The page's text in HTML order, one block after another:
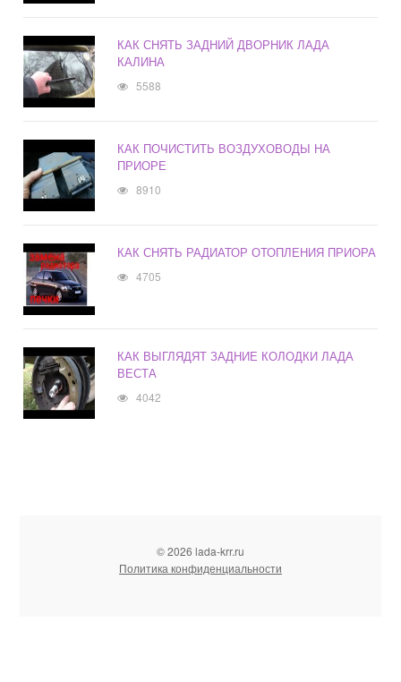
КАК СНЯТЬ ЗАДНИЙ ДВОРНИК ЛАДА
КАЛИНА
5588
КАК ПОЧИСТИТЬ ВОЗДУХОВОДЫ НА
ПРИОРЕ
8910
КАК СНЯТЬ РАДИАТОР ОТОПЛЕНИЯ ПРИОРА
4705
КАК ВЫГЛЯДЯТ ЗАДНИЕ КОЛОДКИ ЛАДА
ВЕСТА
4042
© 2026 lada-krr.ru
Политика конфиденциальности